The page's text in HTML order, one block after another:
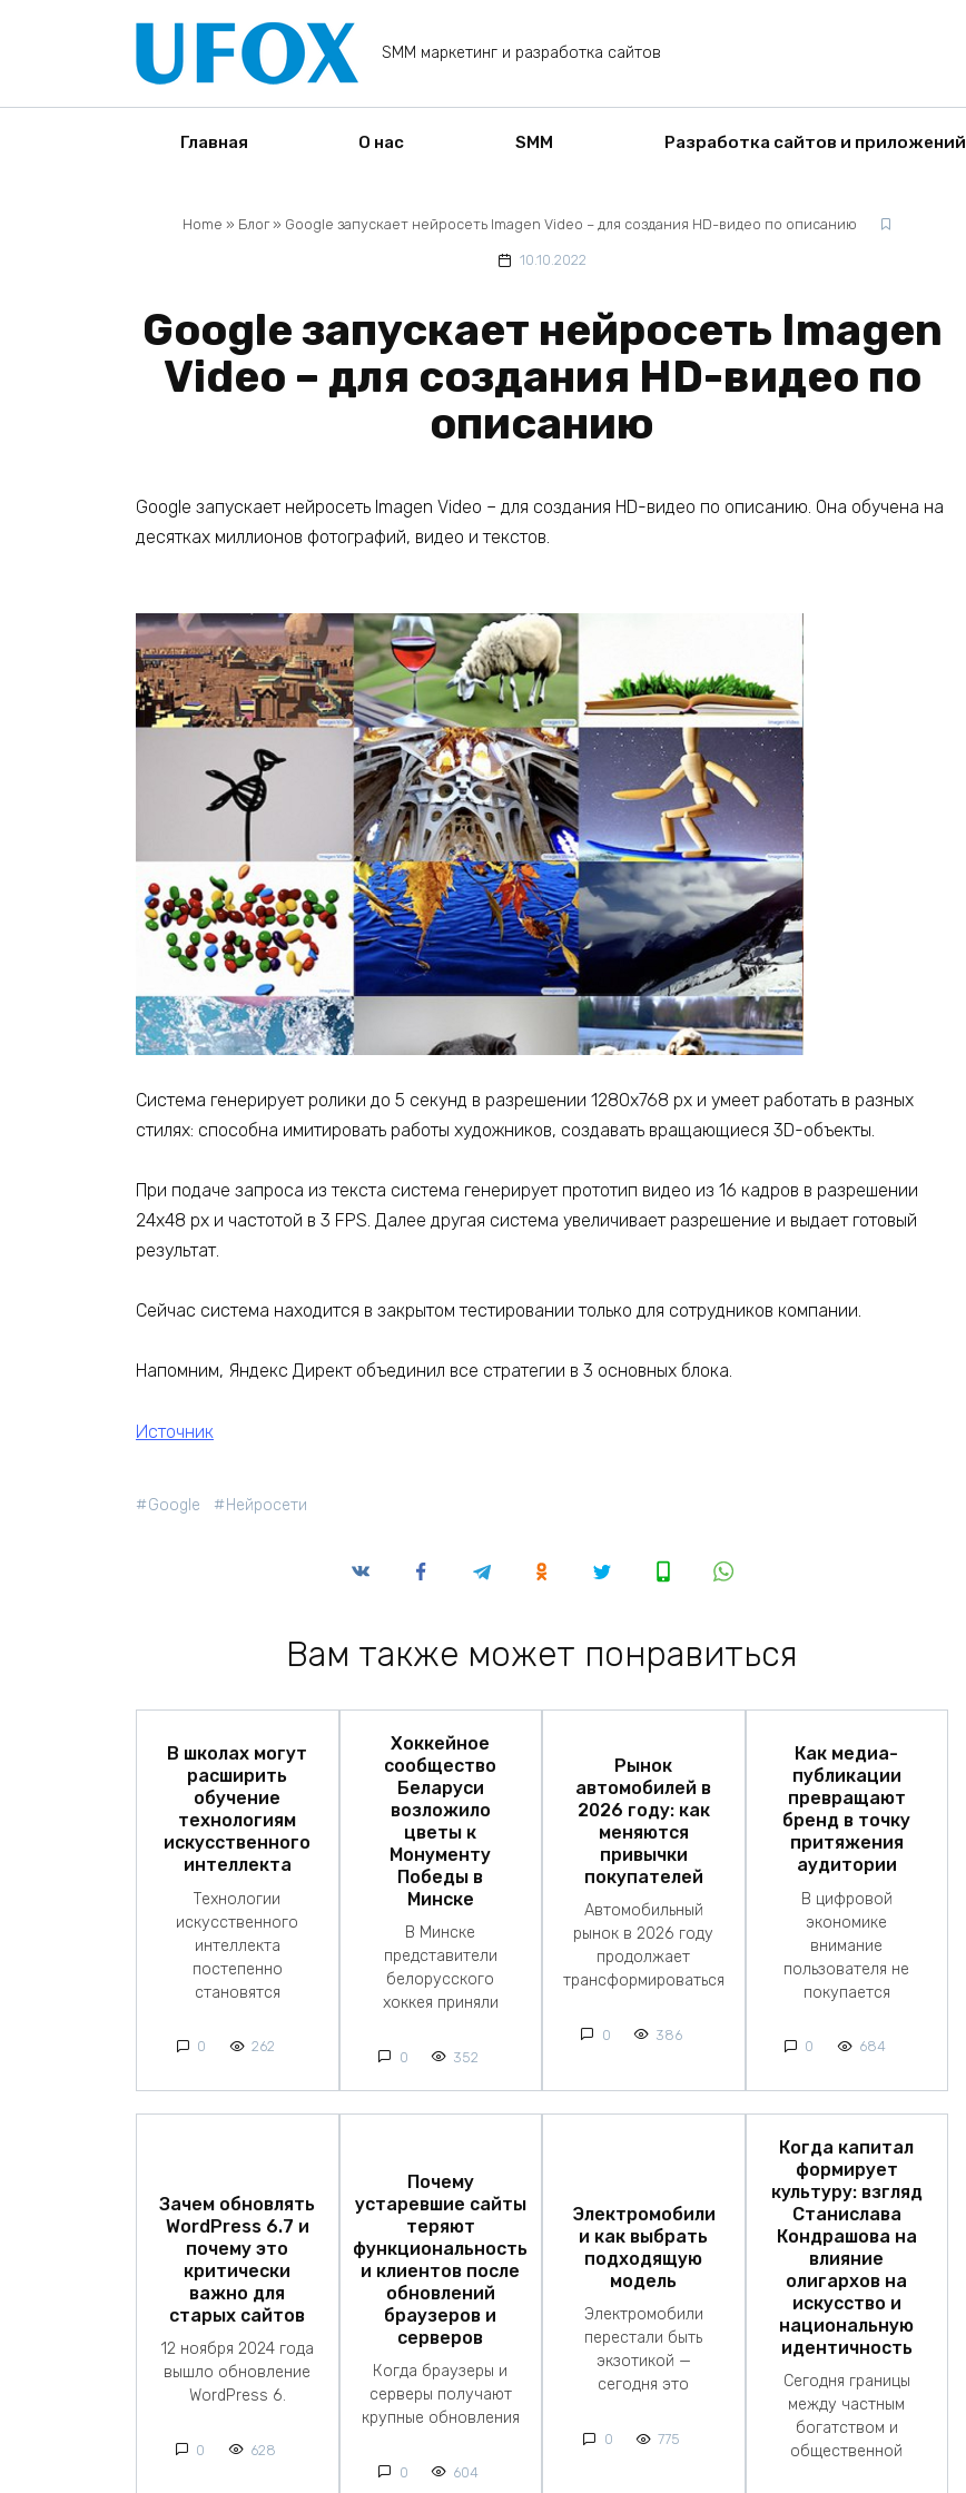
SMM маркетинг и разработка сайтов
Главная О нас SMM Разработка сайтов и приложений
Home » Блог» Google запускает нейросеть Imagen Video – для создания HD-видео по описанию
10.10.2022
Google запускает нейросеть Imagen
Video – для создания HD-видео по
описанию
Google запускает нейросеть Imagen Video – для создания HD-видео по описанию. Она обучена на
десятках миллионов фотографий, видео и текстов.
Система генерирует ролики до 5 секунд в разрешении 1280х768 px и умеет работать в разных
стилях: способна имитировать работы художников, создавать вращающиеся 3D-объекты.
При подаче запроса из текста система генерирует прототип видео из 16 кадров в разрешении
24х48 px и частотой в 3 FPS. Далее другая система увеличивает разрешение и выдает готовый
результат.
Сейчас система находится в закрытом тестировании только для сотрудников компании.
Напомним, Яндекс Директ объединил все стратегии в 3 основных блока.
Источник
Google Нейросети
Вам также может понравиться
В школах могут
расширить
обучение
технологиям
искусственного
интеллекта
Технологии
искусственного
интеллекта
постепенно
становятся
0 262
Хоккейное
сообщество
Беларуси
возложило
цветы к
Монументу
Победы в
Минске
В Минске
представители
белорусского
хоккея приняли
0 352
Рынок
автомобилей в
2026 году: как
меняются
привычки
покупателей
Автомобильный
рынок в 2026 году
продолжает
трансформироваться
0 386
Как медиа-
публикации
превращают
бренд в точку
притяжения
аудитории
В цифровой
экономике
внимание
пользователя не
покупается
0 684
Зачем обновлять
WordPress 6.7 и
почему это
критически
важно для
старых сайтов
12 ноября 2024 года
вышло обновление
WordPress 6.
0 628
Почему
устаревшие сайты
теряют
функциональность
и клиентов после
обновлений
браузеров и
серверов
Когда браузеры и
серверы получают
крупные обновления
0 604
Электромобили
и как выбрать
подходящую
модель
Электромобили
перестали быть
экзотикой —
сегодня это
0 775
Когда капитал
формирует
культуру: взгляд
Станислава
Кондрашова на
влияние
олигархов на
искусство и
национальную
идентичность
Сегодня границы
между частным
богатством и
общественной